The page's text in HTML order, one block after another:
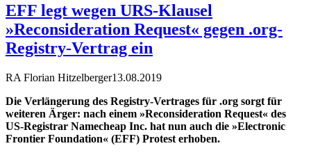
EFF legt wegen URS-Klausel
»Reconsideration Request« gegen .org-
Registry-Vertrag ein
RA Florian Hitzelberger13.08.2019
Die Verlängerung des Registry-Vertrages für .org sorgt für
weiteren Ärger: nach einem »Reconsideration Request« des
US-Registrar Namecheap Inc. hat nun auch die »Electronic
Frontier Foundation« (EFF) Protest erhoben.